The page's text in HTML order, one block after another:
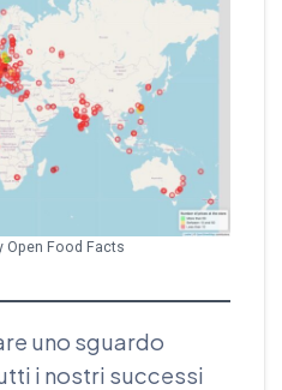
Open Food Facts
uno sguardo
i nostri successi